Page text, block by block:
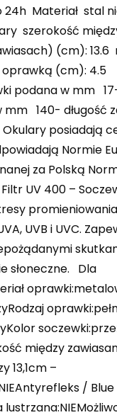
24h Materiał stal
szerokość
(cm): 13.6
oprawką (cm):
podana w mm
140- długość
posiadają
Normie
za Polską
Filtr UV 400 –
promieniowania
UVB i UVC.
słoneczne. Dla
między
13,1cm –
/ Blue